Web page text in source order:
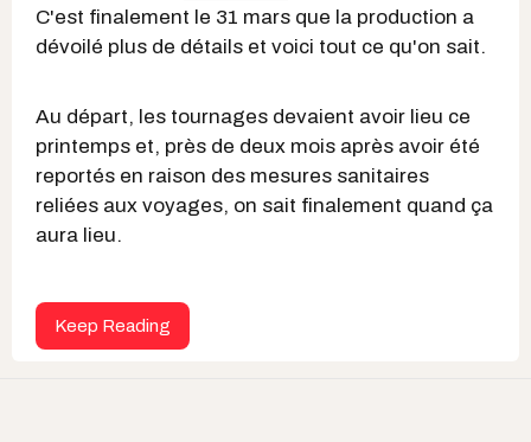
C'est finalement le 31 mars que la production a
dévoilé plus de détails et voici tout ce qu'on sait.
Au départ, les tournages devaient avoir lieu ce
printemps et, près de deux mois après avoir été
reportés en raison des mesures sanitaires
reliées aux voyages, on sait finalement quand ça
aura lieu.
Keep Reading